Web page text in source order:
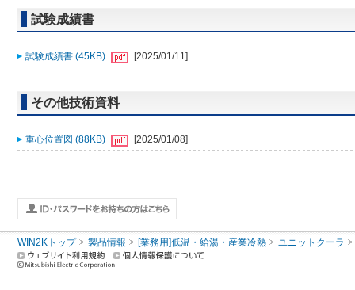
試験成績書
試験成績書 (45KB) [2025/01/11]
その他技術資料
重心位置図 (88KB) [2025/01/08]
WIN2Kトップ 製品情報 [業務用]低温・給湯・産業冷熱 ユニットクーラ